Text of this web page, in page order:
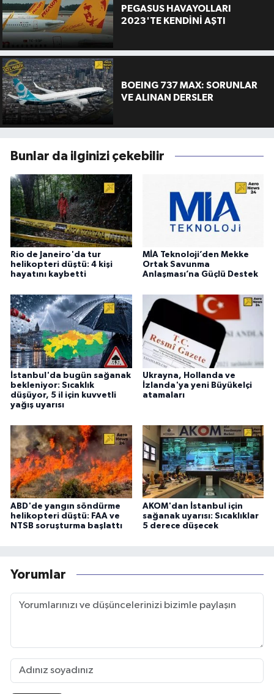
PEGASUS HAVAYOLLARI
2023'TE KENDİNİ AŞTI
BOEING 737 MAX: SORUNLAR
VE ALINAN DERSLER
Bunlar da ilginizi çekebilir
Rio de Janeiro'da tur
helikopteri düştü: 4 kişi
hayatını kaybetti
MİA Teknoloji’den Mekke
Ortak Savunma
Anlaşması’na Güçlü Destek
İstanbul'da bugün sağanak
bekleniyor: Sıcaklık
düşüyor, 5 il için kuvvetli
yağış uyarısı
Ukrayna, Hollanda ve
İzlanda'ya yeni Büyükelçi
atamaları
ABD'de yangın söndürme
helikopteri düştü: FAA ve
NTSB soruşturma başlattı
AKOM'dan İstanbul için
sağanak uyarısı: Sıcaklıklar
5 derece düşecek
Yorumlar